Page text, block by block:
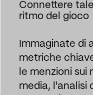
Connettere
ritmo del gioco
Immaginate di
metriche
le menzioni sui
media, l'analisi